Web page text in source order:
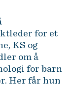
for et
KS og
om å
for barn
Her får hun